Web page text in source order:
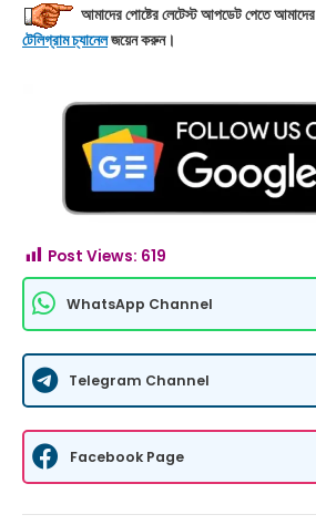
আমাদের পোষ্টের লেটেস্ট আপডেটপেতে আমাদের
টেলিগ্রাম চ্যানেলজয়েন করুন।
Post Views: 619
WhatsApp Channel
Telegram Channel
Facebook Page